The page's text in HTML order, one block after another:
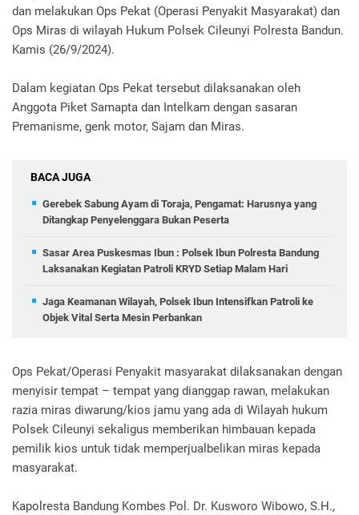
dan melakukan Ops Pekat (Operasi Penyakit Masyarakat) dan
Ops Miras di wilayah Hukum Polsek Cileunyi Polresta Bandun.
Kamis (26/9/2024).
Dalam kegiatan Ops Pekat tersebut dilaksanakan oleh
Anggota Piket Samapta dan Intelkam dengan sasaran
Premanisme, genk motor, Sajam dan Miras.
BACA JUGA
Gerebek Sabung Ayam di Toraja, Pengamat: Harusnya yang
Ditangkap Penyelenggara Bukan Peserta
Sasar Area Puskesmas Ibun : Polsek Ibun Polresta Bandung
Laksanakan Kegiatan Patroli KRYD Setiap Malam Hari
Jaga Keamanan Wilayah, Polsek Ibun Intensifkan Patroli ke
Objek Vital Serta Mesin Perbankan
Ops Pekat/Operasi Penyakit masyarakat dilaksanakan dengan
menyisir tempat – tempat yang dianggap rawan, melakukan
razia miras diwarung/kios jamu yang ada di Wilayah hukum
Polsek Cileunyi sekaligus memberikan himbauan kepada
pemilik kios untuk tidak memperjualbelikan miras kepada
masyarakat.
Kapolresta Bandung Kombes Pol. Dr. Kusworo Wibowo, S.H.,